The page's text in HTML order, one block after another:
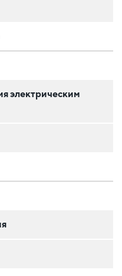
электрическим